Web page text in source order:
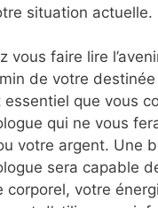
situation actuelle.
vous faire lire
de votre
essentiel que vous
qui ne vous
votre argent. Une
sera capable
corporel, votre